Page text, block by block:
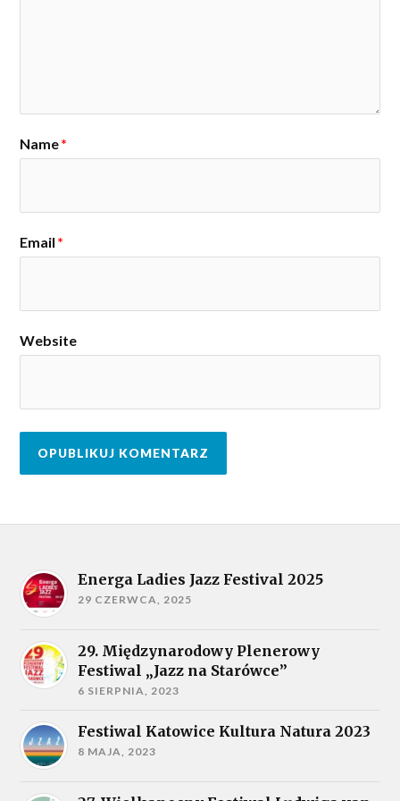
Name*
Email *
Website
Energa Ladies Jazz Festival 2025
29 CZERWCA, 2025
29. Międzynarodowy Plenerowy
Festiwal „Jazz na Starówce”
6 SIERPNIA, 2023
Festiwal Katowice Kultura Natura 2023
8 MAJA, 2023